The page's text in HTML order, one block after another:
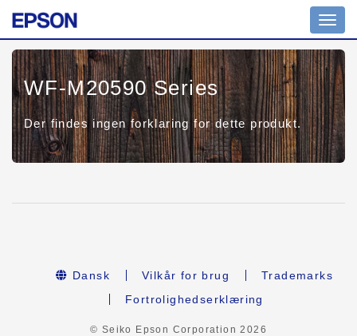
WF-M20590 Series
Der findes ingen forklaring for dette produkt.
Dansk Vilkår for brug
Trademarks
Fortrolighedserklæring
© Seiko Epson Corporation2026